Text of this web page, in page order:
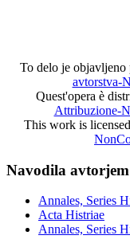
To delo je objavljeno
avtorstva-
Quest'opera è
Attribuzione-
This work is
Navodila avtorjem
Annales, Series
Acta Histriae
Annales, Series